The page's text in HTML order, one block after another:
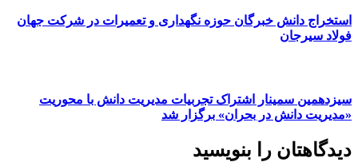
استخراج دانش خبرگان حوزه نگهداری و تعمیرات در شرکت جهان
فولاد سیرجان
سیزدهمین سمینار اشتراک تجربیات مدیریت دانش با محوریت
«مدیریت دانش در بحران» برگزار شد
دیدگاهتان را بنویسید